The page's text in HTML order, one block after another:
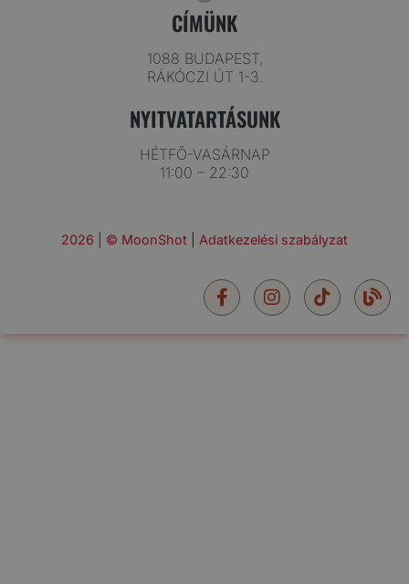
CÍMÜNK
1088 BUDAPEST,
RÁKÓCZI ÚT 1-3.
NYITVATARTÁSUNK
HÉTFŐ-VASÁRNAP
11:00 – 22:30
2026 | © MoonShot Adatkezelési szabályzat